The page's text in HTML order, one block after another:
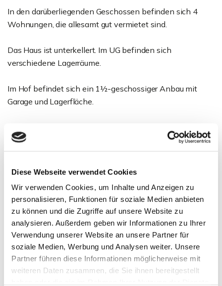
Diese Webseite verwendet Cookies
Wir verwenden Cookies, um Inhalte und Anzeigen zu
personalisieren, Funktionen für soziale Medien anbieten
zu können und die Zugriffe auf unsere Website zu
analysieren. Außerdem geben wir Informationen zu Ihrer
Verwendung unserer Website an unsere Partner für
soziale Medien, Werbung und Analysen weiter. Unsere
Partner führen diese Informationen möglicherweise mit
weiteren Daten zusammen, die Sie ihnen bereitgestellt
In den darüberliegenden Geschossen befinden sich 4
Wohnungen, die allesamt gut vermietet sind.
Das Haus ist unterkellert. Im UG befinden sich
verschiedene Lagerräume.
Im Hof befindet sich ein 1½-geschossiger Anbau mit
Garage und Lagerfläche.
Hof bietet Platz für weitere Stellplätze.
Ansprechpartner